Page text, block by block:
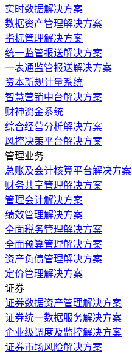
实时数据解决方案
数据资产管理解决方案
指标管理解决方案
统一监管报送解决方案
一表通监管报送解决方案
资本新规计量系统
智慧营销中台解决方案
财神资金系统
综合经营分析解决方案
风控决策平台解决方案
管理业务
总账及会计核算平台解决方案
财务共享管理解决方案
管理会计解决方案
绩效管理解决方案
全面税务管理解决方案
全面预算管理解决方案
资产负债管理解决方案
定价管理解决方案
证券
证券数据资产管理解决方案
证券统一数据服务解决方案
企业级调度及监控解决方案
证券市场风险解决方案